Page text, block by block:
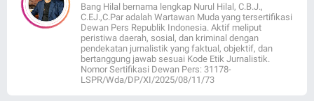
Bang Hilal bernama lengkap Nurul Hilal, C.B.J.,
C.EJ.,C.Par adalah Wartawan Muda yang tersertifikasi
Dewan Pers Republik Indonesia. Aktif meliput
peristiwa daerah, sosial, dan kriminal dengan
pendekatan jurnalistik yang faktual, objektif, dan
bertanggung jawab sesuai Kode Etik Jurnalistik.
Nomor Sertifikasi Dewan Pers: 31178-
LSPR/Wda/DP/XI/2025/08/11/73